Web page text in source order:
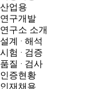
산업용
연구개발
연구소 소개
설계 · 해석
시험 · 검증
품질 · 검사
인증현황
인재채용